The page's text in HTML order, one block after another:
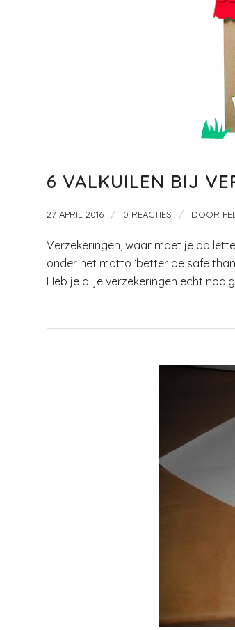
6 VALKUILEN BIJ
27 APRIL 2016 / 0 REACTIES / DOOR
Verzekeringen, waar moet je op
onder het motto ‘better be safe
Heb je al je verzekeringen echt